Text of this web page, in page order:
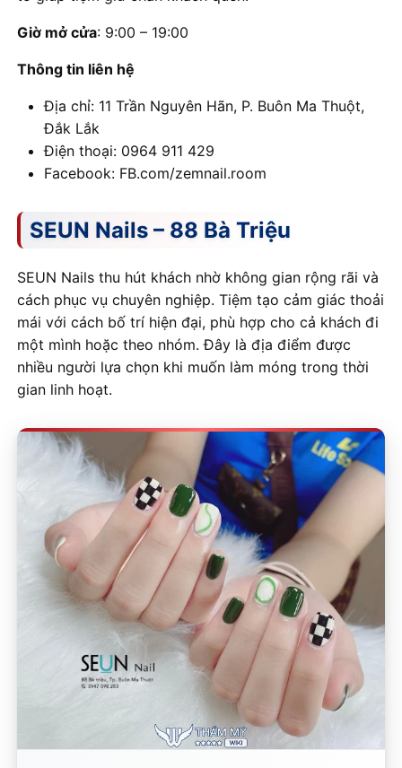
Giờ mở cửa: 9:00 – 19:00
Thông tin liên hệ
Địa chỉ: 11 Trần Nguyên Hãn, P. Buôn Ma Thuột,
Đắk Lắk
Điện thoại: 0964 911 429
Facebook: FB.com/zemnail.room
SEUN Nails – 88 Bà Triệu
SEUN Nails thu hút khách nhờ không gian rộng rãi và
cách phục vụ chuyên nghiệp. Tiệm tạo cảm giác thoải
mái với cách bố trí hiện đại, phù hợp cho cả khách đi
một mình hoặc theo nhóm. Đây là địa điểm được
nhiều người lựa chọn khi muốn làm móng trong thời
gian linh hoạt.